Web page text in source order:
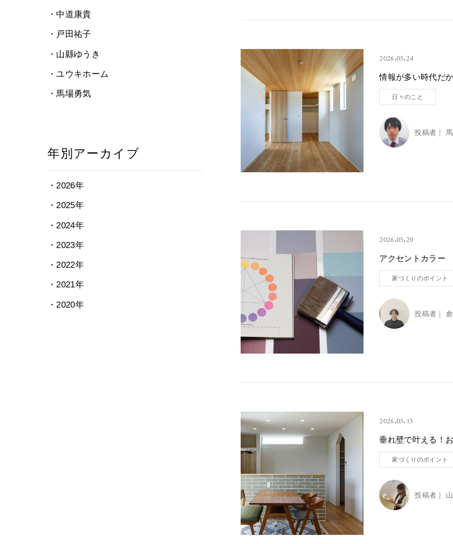
・中道康貴
・戸田祐子
・山縣ゆうき
・ユウキホーム
・馬場勇気
年別アーカイブ
・2026年
・2025年
・2024年
・2023年
・2022年
・2021年
・2020年
2026.05.24
情報が多い時代だ
日々のこと
投稿者｜
2026.05.20
アクセントカラー
家づくりのポイント
投稿者｜
2026.05.15
垂れ壁で叶える！
家づくりのポイント
投稿者｜